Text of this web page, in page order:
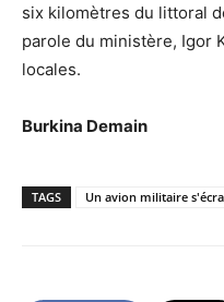
six kilomètres du littoral
parole du ministère, Igor
locales.
Burkina Demain
TAGS Un avion militaire